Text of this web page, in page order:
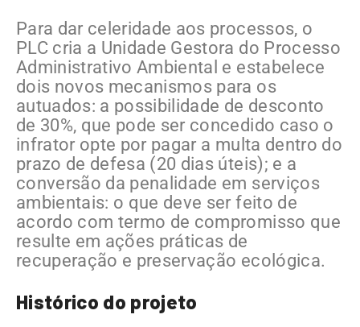
Para dar celeridade aos processos, o
PLC cria a Unidade Gestora do Processo
Administrativo Ambiental e estabelece
dois novos mecanismos para os
autuados: a possibilidade de desconto
de 30%, que pode ser concedido caso o
infrator opte por pagar a multa dentro do
prazo de defesa (20 dias úteis); e a
conversão da penalidade em serviços
ambientais: o que deve ser feito de
acordo com termo de compromisso que
resulte em ações práticas de
recuperação e preservação ecológica.
Histórico do projeto